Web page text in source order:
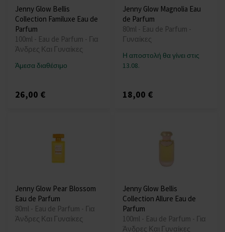
Jenny Glow Bellis
Collection Familuxe Eau de
Parfum
100ml - Eau de Parfum - Για
Άνδρες Και Γυναίκες
Άμεσα διαθέσιμο
26,00 €
Jenny Glow Magnolia Eau
de Parfum
80ml - Eau de Parfum -
Γυναίκες
Η αποστολή θα γίνει στις
13.08.
18,00 €
Jenny Glow Pear Blossom
Eau de Parfum
80ml - Eau de Parfum - Για
Άνδρες Και Γυναίκες
Jenny Glow Bellis
Collection Allure Eau de
Parfum
100ml - Eau de Parfum - Για
Άνδρες Και Γυναίκες